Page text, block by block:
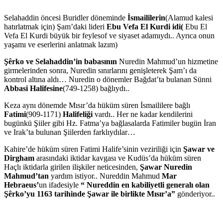
Selahaddin öncesi Buridler döneminde İsmaililerin(Alamud kalesi
hatırlatmak için) Şam’daki lideri Ebu Vefa El Kurdi idi( Ebu El
Vefa El Kurdi büyük bir feylesof ve siyaset adamıydı.. Ayrıca onun
yaşamı ve eserlerini anlatmak lazım)
Şêrko ve Selahaddin’in babasının Nuredin Mahmud’un hizmetine
girmelerinden sonra, Nuredin sınırlarını genişleterek Şam’ı da
kontrol altına aldı… Nuredin o dönemler Bağdat’ta bulanan Sünni
Abbasi Halifesine(749-1258) bağlıydı..
Keza aynı dönemde Mısır’da hüküm süren İsmaililere bağlı
Fatimi(909-1171) Halifeliğivardı.. Her ne kadar kendilerini
bugünkü Şiiler gibi Hz. Fatma’ya bağlasalarda Fatimiler bugün İran
ve Irak’ta bulunan Şiilerden farklıydılar…
Kahire’de hüküm süren Fatimi Halife’sinin veziriliği için Şawar ve
Dirgham arasındaki iktidar kavgası ve Kudüs’da hüküm süren
Haçlı iktidarla girilen ilişkiler neticesinden, Şawar Nuredin
Mahmud’tan yardım istiyor.. Nureddin Mahmud Mar
Hebraeus’un ifadesiyle “ Nureddin en kabiliyetli generalı olan
Şêrko’yu 1163 tarihinde Şawar ile birlikte Mısır’a” gönderiyor..